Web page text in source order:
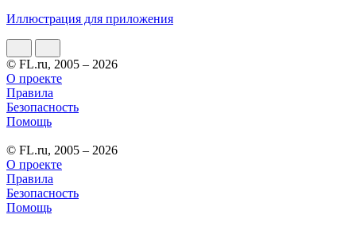
Иллюстрация для приложения
© FL.ru, 2005 – 2026
О проекте
Правила
Безопасность
Помощь
© FL.ru, 2005 – 2026
О проекте
Правила
Безопасность
Помощь